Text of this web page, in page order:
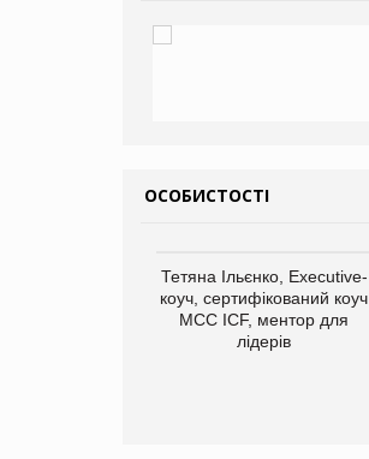
ОСОБИСТОСТІ
Тетяна Ільєнко, Executive-
коуч, сертифікований коуч
МСС ICF, ментор для
лідерів